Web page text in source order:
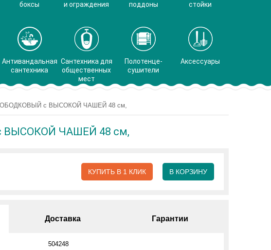
боксы
и ограждения
поддоны
стойки
Антивандальная
сантехника
Сантехника для
общественных
мест
Полотенце-
сушители
Аксессуары
с ВЫСОКОЙ ЧАШЕЙ 48 см,
ВЫСОКОЙ ЧАШЕЙ 48 см,
КУПИТЬ В 1 КЛИК В КОРЗИНУ
Доставка Гарантии
504248